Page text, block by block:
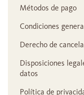
Métodos de pago
Condiciones
Derecho de
Disposiciones
datos
Política de